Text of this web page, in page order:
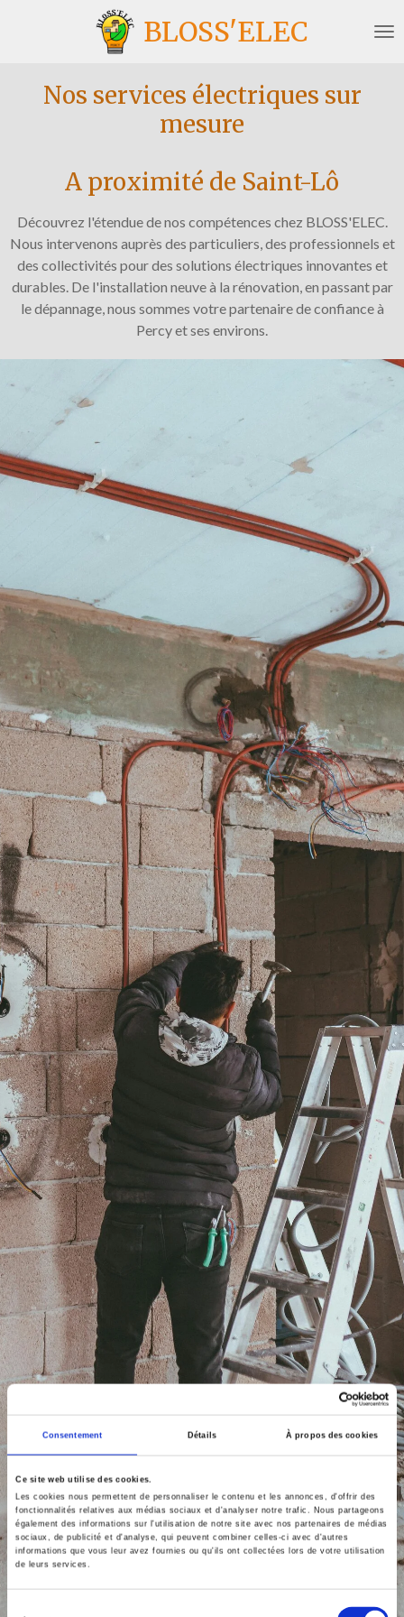
Consentement Détails À propos des cookies
Ce site web utilise des cookies.
Les cookies nous permettent de personnaliser le contenu et les annonces, d'offrir des
fonctionnalités relatives aux médias sociaux et d'analyser notre trafic. Nous partageons
également des informations sur l'utilisation de notre site avec nos partenaires de médias
sociaux, de publicité et d'analyse, qui peuvent combiner celles-ci avec d'autres
informations que vous leur avez fournies ou qu'ils ont collectées lors de votre utilisation
de leurs services.
principal
BLOSS'ELEC
Nos services électriques sur
mesure
A proximité de Saint-Lô
Découvrez l'étendue de nos compétences chez BLOSS'ELEC.
Nous intervenons auprès des particuliers, des professionnels et
des collectivités pour des solutions électriques innovantes et
durables. De l'installation neuve à la rénovation, en passant par
le dépannage, nous sommes votre partenaire de confiance à
Percy et ses environs.